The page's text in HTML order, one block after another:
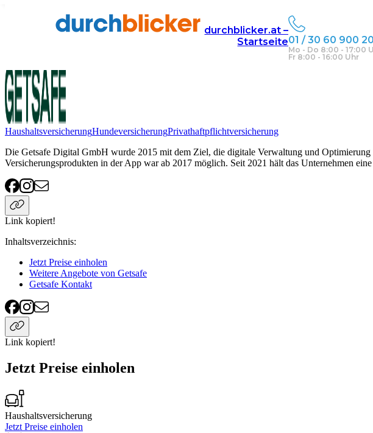
durchblicker.at –
Startseite01 / 30 60 900 20
Mo - Do 8:00 - 17:00
Fr 8:00 - 16:00 Uhr
Versicherung Getsafe
HaushaltsversicherungHundeversicherungPrivathaftpflichtversicherung
Die Getsafe Digital GmbH wurde 2015 mit dem Ziel, die digitale Verwaltung und
Versicherungsprodukten in der App war ab 2017 möglich. Seit 2021 hält das Unternehmen
Link kopiert!
Inhaltsverzeichnis:
Jetzt Preise einholen
Weitere Angebote von Getsafe
Getsafe Kontakt
Link kopiert!
Jetzt Preise einholen
Haushaltsversicherung
Jetzt Preise einholen